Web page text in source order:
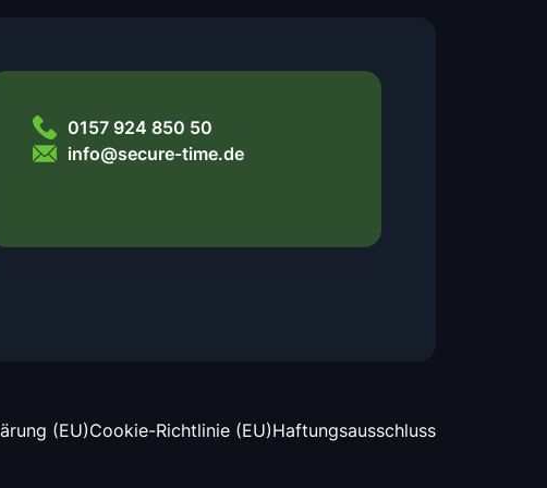
0157 924 850 50
info@secure-time.de
(EU)Cookie-Richtlinie (EU)Haftungsausschluss